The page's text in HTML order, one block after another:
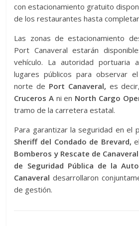
con estacionamiento gratuito
de los restaurantes hasta
Las zonas de estacionamiento
Port Canaveral estarán
vehículo. La autoridad portuaria
lugares públicos para observar
norte de Port Canaveral, es
Cruceros A ni en North Cargo
tramo de la carretera estatal.
Para garantizar la seguridad en el
Sheriff del Condado de Brevard, el
Bomberos y Rescate de Canaveral
de Seguridad Pública de la
Canaveral desarrollaron
de gestión.